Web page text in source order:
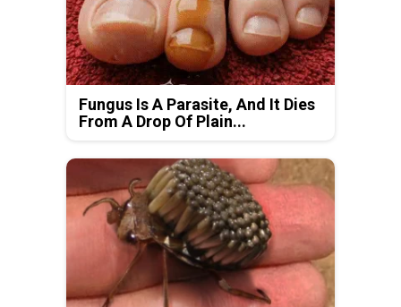
Fungus Is A Parasite, And It Dies
From A Drop Of Plain...